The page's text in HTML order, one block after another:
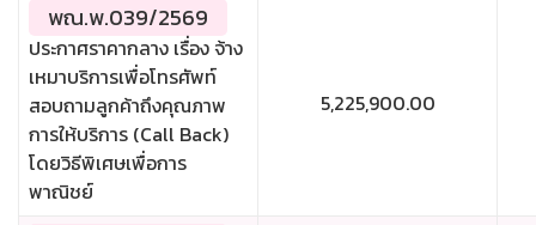
พณ.พ.039/2569
ประกาศราคากลาง เรื่อง จ้าง
เหมาบริการเพื่อโทรศัพท์
สอบถามลูกค้าถึงคุณภาพ
การให้บริการ (Call Back)
โดยวิธีพิเศษเพื่อการ
พาณิชย์
5,225,900.00